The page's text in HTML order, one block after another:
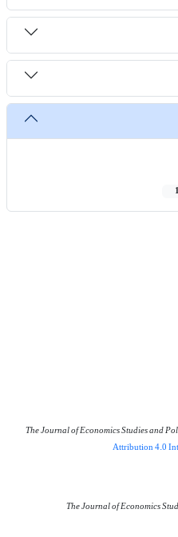
The Journal of Economics Studies and
Attribution 4.0
The Journal of Economics